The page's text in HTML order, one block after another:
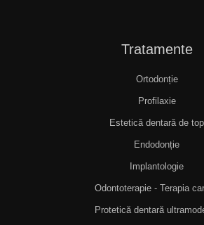
Tratamente
Ortodonție
Profilaxie
Estetică dentară de top
Endodonție
Implantologie
Odontoterapie - Terapia
Protetică dentară